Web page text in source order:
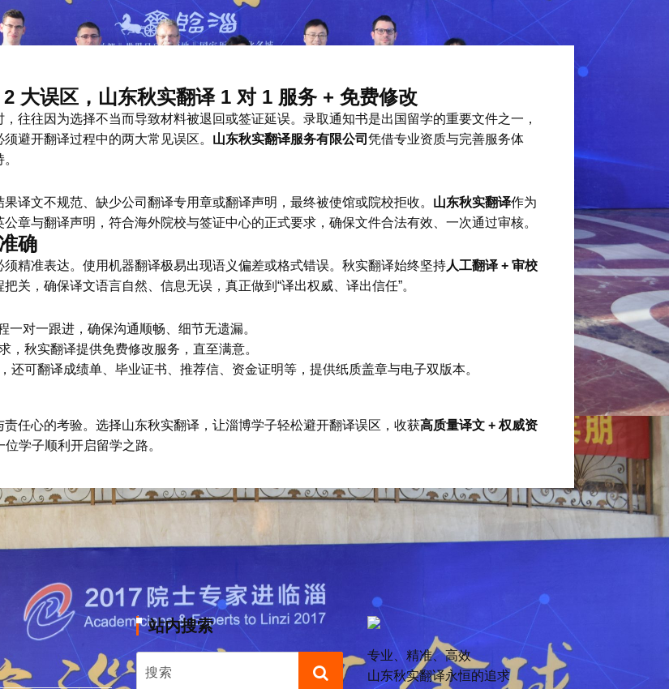
大误区，山东秋实翻译 1 对 1 服务 + 免费修改
往往因为选择不当而导致材料被退回或签证延误。录取通知书是出国留学的重要文件之一，
避开翻译过程中的两大常见误区。 山东秋实翻译服务有限公司 凭借专业资质与完善服务体
译文不规范、缺少公司翻译专用章或翻译声明，最终被使馆或院校拒收。 山东秋实翻译作为
章与翻译声明，符合海外院校与签证中心的正式要求，确保文件合法有效、一次通过审核。
确
精准表达。使用机器翻译极易出现语义偏差或格式错误。秋实翻译始终坚持人工翻译 + 审校
关，确保译文语言自然、信息无误，真正做到“译出权威、译出信任”。
一对一跟进，确保沟通顺畅、细节无遗漏。
，秋实翻译提供免费修改服务，直至满意。
还可翻译成绩单、毕业证书、推荐信、资金证明等，提供纸质盖章与电子双版本。
任心的考验。选择山东秋实翻译，让淄博学子轻松避开翻译误区，收获高质量译文 + 权威资
学子顺利开启留学之路。
站内搜索
专业、精准、高效
山东秋实翻译永恒的追求